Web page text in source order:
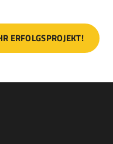
ERFOLGSPROJEKT!